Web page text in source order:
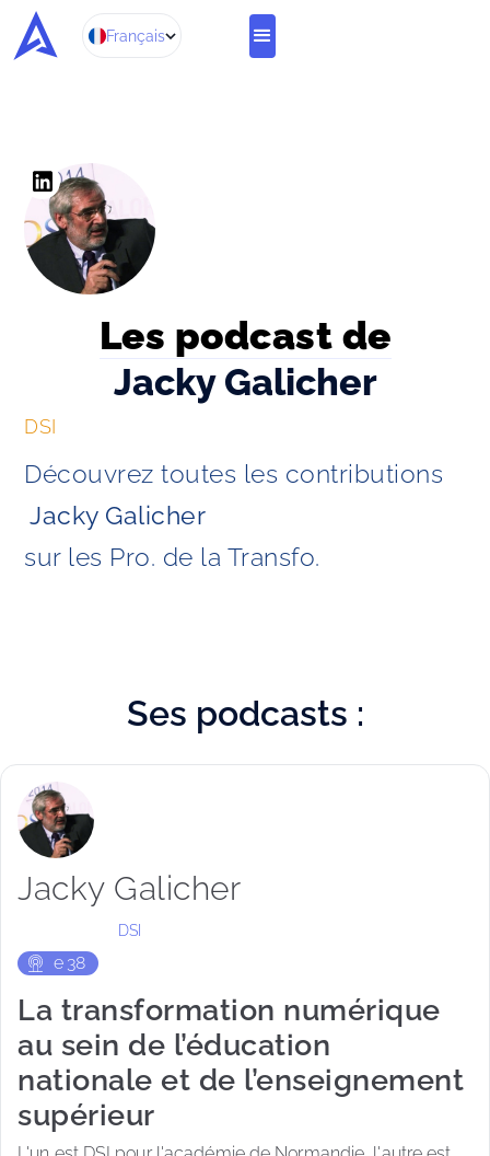
Français
Les podcast de
Jacky Galicher
DSI
Découvrez toutes les contributions
Jacky Galicher
sur les Pro. de la Transfo.
Ses podcasts :
Jacky Galicher
DSI
e 38
La transformation numérique
au sein de l’éducation
nationale et de l’enseignement
supérieur